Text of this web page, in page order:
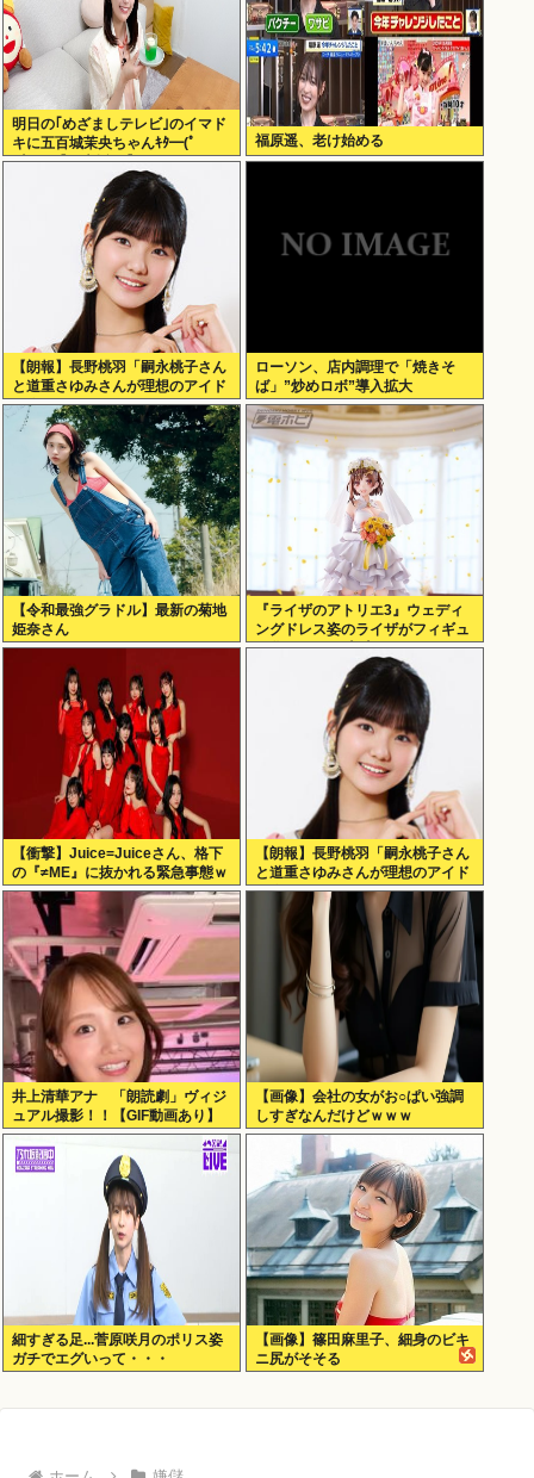
明日の｢めざましテレビ｣のイマド
キに五百城茉央ちゃんｷﾀ━(ﾟ
∀ﾟ)━!【乃木坂46】
福原遥、老け始める
【朗報】長野桃羽「嗣永桃子さん
と道重さゆみさんが理想のアイド
ル像」
ローソン、店内調理で「焼きそ
ば」”炒めロボ”導入拡大
【令和最強グラドル】最新の菊地
姫奈さん
『ライザのアトリエ3』ウェディ
ングドレス姿のライザがフィギュ
ア化キタ───(ﾟ∀ﾟ)───!!!!!
【衝撃】Juice=Juiceさん、格下
の『≠ME』に抜かれる緊急事態ｗ
ｗｗｗｗｗｗｗｗｗｗｗ
【朗報】長野桃羽「嗣永桃子さん
と道重さゆみさんが理想のアイド
ル像」
井上清華アナ 「朗読劇」ヴィジ
ュアル撮影！！【GIF動画あり】
【画像】会社の女がお○ぱい強調
しすぎなんだけどｗｗｗ
細すぎる足...菅原咲月のポリス姿
ガチでエグいって・・・
【画像】篠田麻里子、細身のビキ
ニ尻がそそる